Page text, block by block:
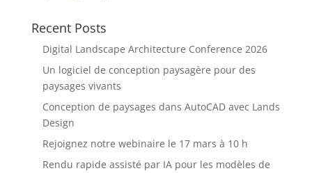
Recent Posts
Digital Landscape Architecture Conference 2026
Un logiciel de conception paysagère pour des
paysages vivants
Conception de paysages dans AutoCAD avec Lands
Design
Rejoignez notre webinaire le 17 mars à 10 h
Rendu rapide assisté par IA pour les modèles de